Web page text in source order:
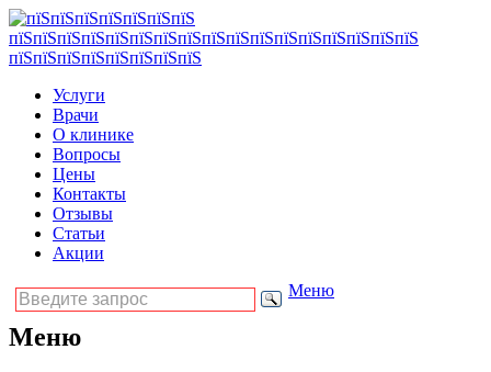
Услуги
Врачи
О клинике
Вопросы
Цены
Контакты
Отзывы
Статьи
Акции
Меню
Меню